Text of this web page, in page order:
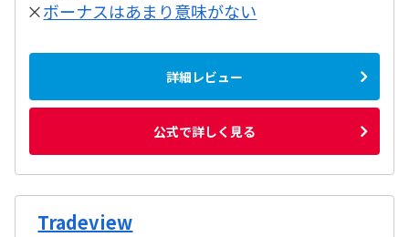
×ボーナスはあまり意味がない
詳細レビュー
公式で詳しく見る
Tradeview